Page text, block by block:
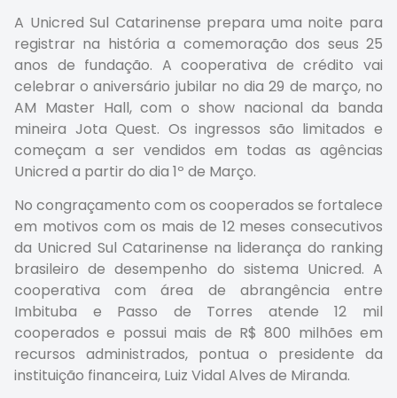
A Unicred Sul Catarinense prepara uma noite para
registrar na história a comemoração dos seus 25
anos de fundação. A cooperativa de crédito vai
celebrar o aniversário jubilar no dia 29 de março, no
AM Master Hall, com o show nacional da banda
mineira Jota Quest. Os ingressos são limitados e
começam a ser vendidos em todas as agências
Unicred a partir do dia 1º de Março.
No congraçamento com os cooperados se fortalece
em motivos com os mais de 12 meses consecutivos
da Unicred Sul Catarinense na liderança do ranking
brasileiro de desempenho do sistema Unicred. A
cooperativa com área de abrangência entre
Imbituba e Passo de Torres atende 12 mil
cooperados e possui mais de R$ 800 milhões em
recursos administrados, pontua o presidente da
instituição financeira, Luiz Vidal Alves de Miranda.